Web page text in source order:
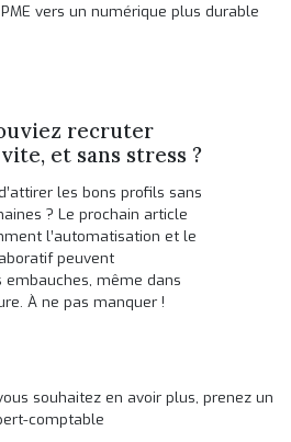
vers un numérique plus durable
recruter
et sans stress ?
les bons profils sans
? Le prochain article
l’automatisation et le
peuvent
embauches, même dans
À ne pas manquer !
souhaitez en avoir plus,prenez un
comptable